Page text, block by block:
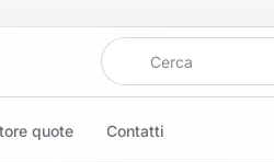
Cerca
quote Contatti